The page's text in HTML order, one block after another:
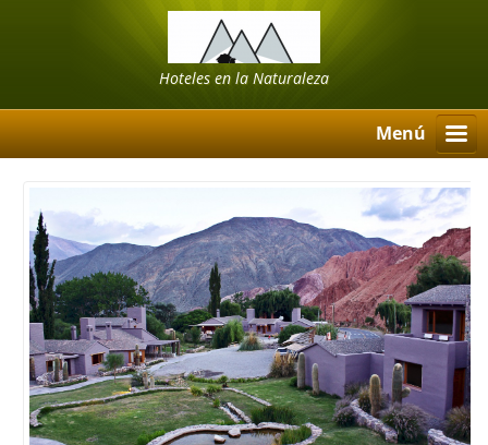
Hoteles en la Naturaleza
Menú